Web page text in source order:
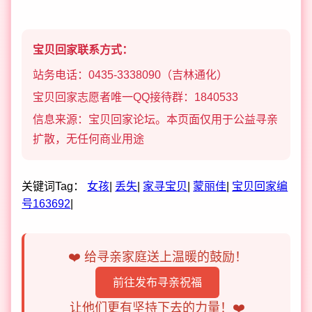
宝贝回家联系方式：
站务电话：0435-3338090（吉林通化）
宝贝回家志愿者唯一QQ接待群：1840533
信息来源：宝贝回家论坛。本页面仅用于公益寻亲
扩散，无任何商业用途
关键词Tag： 女孩 丢失 家寻宝贝 蒙丽佳 宝贝回家编
号163692
❤️ 给寻亲家庭送上温暖的鼓励！
前往发布寻亲祝福
让他们更有坚持下去的力量！❤️